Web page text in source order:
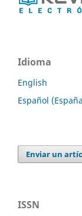
Idioma
English
Español
Enviar un
ISSN